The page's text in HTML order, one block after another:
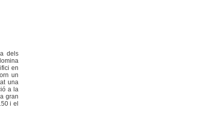
dels
en
un
una
a la
gran
i el